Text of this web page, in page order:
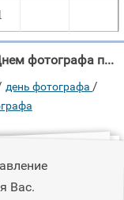
Поздравление с днем фотографа "С Днем фотографа поздравление Приношу я, маэстро, для Вас."
день фотографа /
Вас.